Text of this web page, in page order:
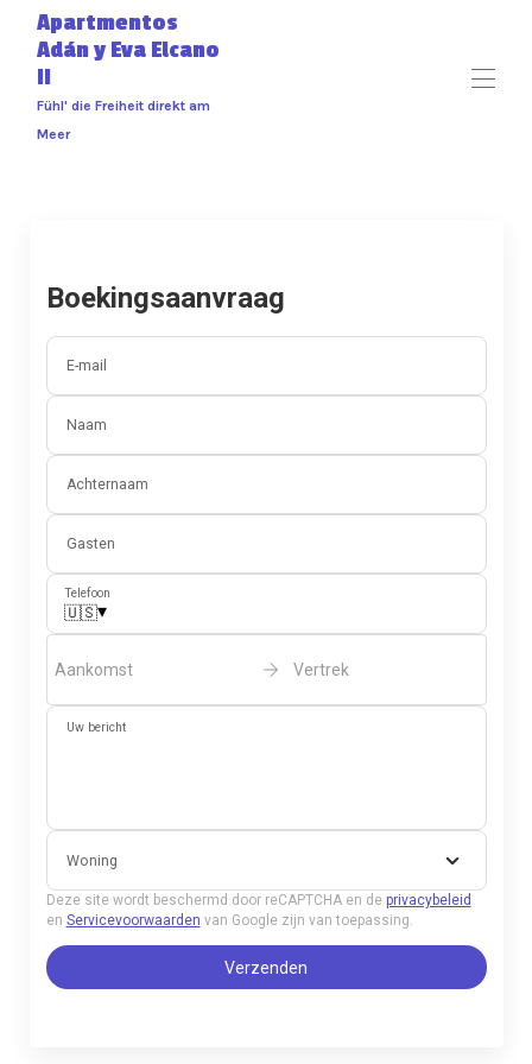
Apartmentos
Adán y Eva Elcano
II
Fühl' die Freiheit direkt am
Meer
Boekingsaanvraag
E-mail
Naam
Achternaam
Gasten
Telefoon
🇺🇸▾
Aankomst Vertrek
Uw bericht
Woning
Deze site wordt beschermd door reCAPTCHA en de privacybeleid
en Servicevoorwaarden van Google zijn van toepassing.
Verzenden